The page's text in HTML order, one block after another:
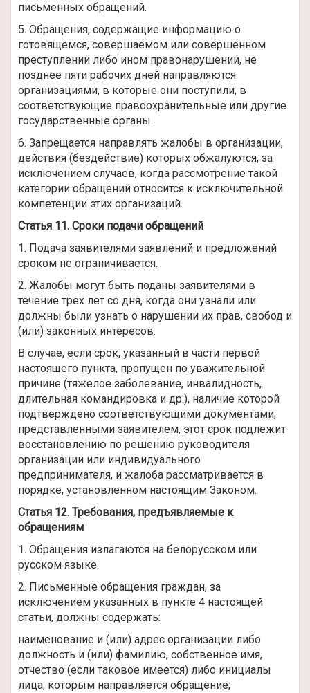
письменных обращений.
5. Обращения, содержащие информацию о
готовящемся, совершаемом или совершенном
преступлении либо ином правонарушении, не
позднее пяти рабочих дней направляются
организациями, в которые они поступили, в
соответствующие правоохранительные или другие
государственные органы.
6. Запрещается направлять жалобы в организации,
действия (бездействие) которых обжалуются, за
исключением случаев, когда рассмотрение такой
категории обращений относится к исключительной
компетенции этих организаций.
Статья 11. Сроки подачи обращений
1. Подача заявителями заявлений и предложений
сроком не ограничивается.
2. Жалобы могут быть поданы заявителями в
течение трех лет со дня, когда они узнали или
должны были узнать о нарушении их прав, свобод и
(или) законных интересов.
В случае, если срок, указанный в части первой
настоящего пункта, пропущен по уважительной
причине (тяжелое заболевание, инвалидность,
длительная командировка и др.), наличие которой
подтверждено соответствующими документами,
представленными заявителем, этот срок подлежит
восстановлению по решению руководителя
организации или индивидуального
предпринимателя, и жалоба рассматривается в
порядке, установленном настоящим Законом.
Статья 12. Требования, предъявляемые к
обращениям
1. Обращения излагаются на белорусском или
русском языке.
2. Письменные обращения граждан, за
исключением указанных в пункте 4 настоящей
статьи, должны содержать:
наименование и (или) адрес организации либо
должность и (или) фамилию, собственное имя,
отчество (если таковое имеется) либо инициалы
лица, которым направляется обращение;